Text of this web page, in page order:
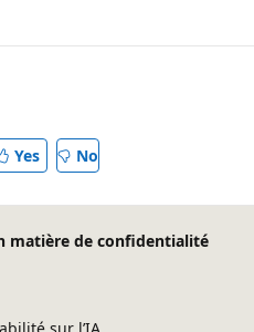
Yes No
matière de confidentialité